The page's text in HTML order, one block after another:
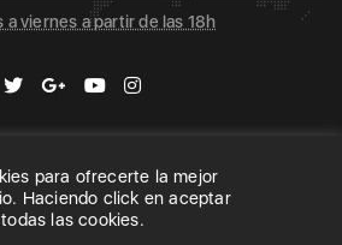
viernes a partir de las 18h
para ofrecerte la mejor
Haciendo click en aceptar
las cookies.